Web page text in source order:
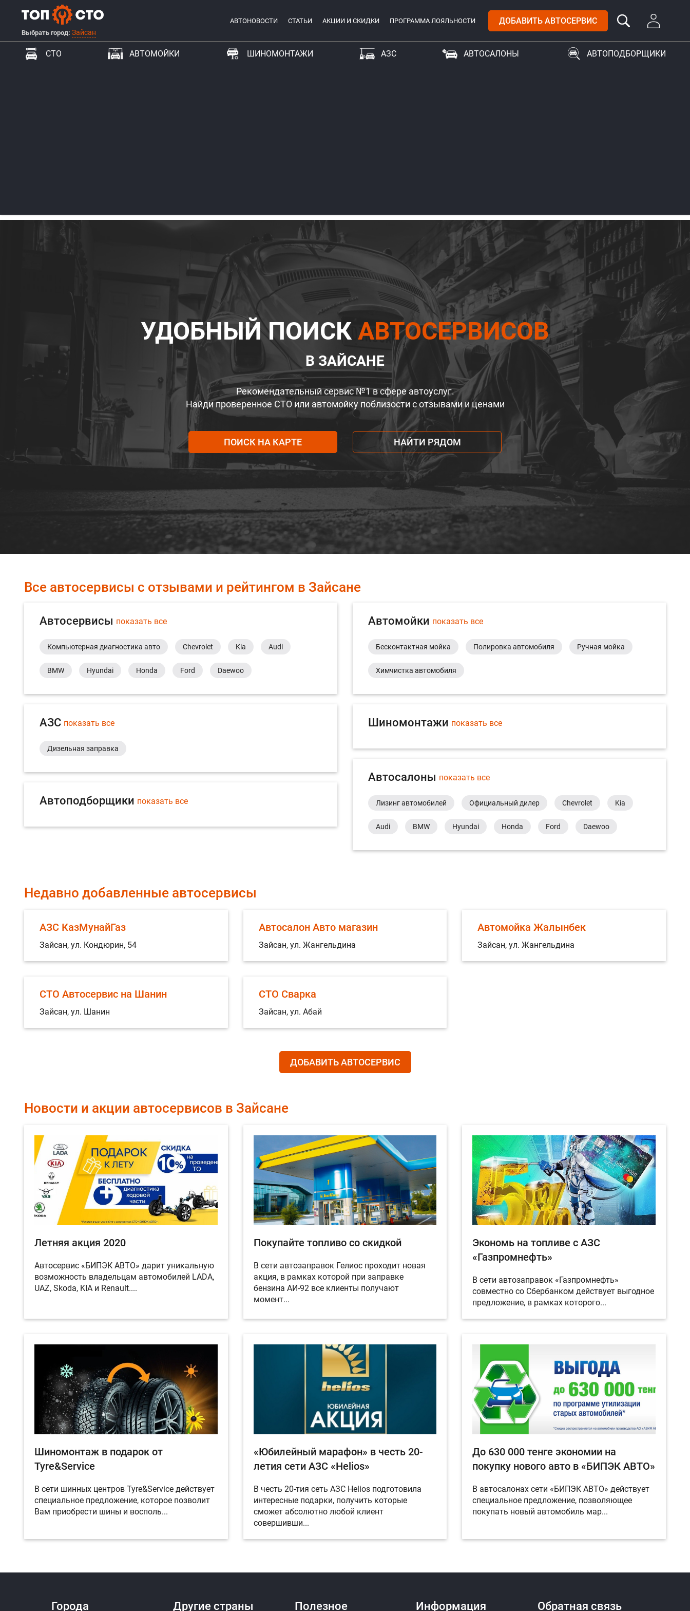
Выбрать город: Зайсан
АВТОНОВОСТИ СТАТЬИ АКЦИИ И СКИДКИ ПРОГРАММА ЛОЯЛЬНОСТИ ДОБАВИТЬ АВТОСЕРВИС
СТО АВТОМОЙКИ ШИНОМОНТАЖИ АЗС АВТОСАЛОНЫ АВТОПОДБОРЩИКИ
УДОБНЫЙ ПОИСКАВТОСЕРВИСОВ
В ЗАЙСАНЕ
Рекомендательный сервис №1 в сфере автоуслуг.
Найди проверенное СТО или автомойку поблизости с отзывами и ценами
ПОИСК НА КАРТЕ НАЙТИ РЯДОМ
Все автосервисы с отзывами и рейтингом в Зайсане
Автосервисы показать все
Компьютерная диагностика авто Chevrolet Kia Audi
BMW Hyundai Honda Ford Daewoo
АЗС показать все
Дизельная заправка
Автоподборщики показать все
Автомойки показать все
Бесконтактная мойка Полировка автомобиля Ручная мойка
Химчистка автомобиля
Шиномонтажи показать все
Автосалоны показать все
Лизинг автомобилей Официальный дилер Chevrolet Kia
Audi BMW Hyundai Honda Ford Daewoo
Недавно добавленные автосервисы
АЗС КазМунайГаз
Зайсан, ул. Кондюрин, 54
Автосалон Авто магазин
Зайсан, ул. Жангельдина
Автомойка Жалынбек
Зайсан, ул. Жангельдина
СТО Автосервис на Шанин
Зайсан, ул. Шанин
СТО Сварка
Зайсан, ул. Абай
ДОБАВИТЬ АВТОСЕРВИС
Новости и акции автосервисов в Зайсане
Летняя акция 2020
Автосервис «БИПЭК АВТО» дарит уникальную
возможность владельцам автомобилей LADA,
UAZ, Skoda, KIA и Renault....
Покупайте топливо со скидкой
В сети автозаправок Гелиос проходит новая
акция, в рамках которой при заправке
бензина АИ-92 все клиенты получают
момент...
Экономь на топливе с АЗС
«Газпромнефть»
В сети автозаправок «Газпромнефть»
совместно со Сбербанком действует выгодное
предложение, в рамках которого...
Шиномонтаж в подарок от
Tyre&Service
В сети шинных центров Tyre&Service действует
специальное предложение, которое позволит
Вам приобрести шины и восполь...
«Юбилейный марафон» в честь 20-
летия сети АЗС «Helios»
В честь 20-тия сеть АЗС Helios подготовила
интересные подарки, получить которые
сможет абсолютно любой клиент
совершивши...
До 630 000 тенге экономии на
покупку нового авто в «БИПЭК АВТО»
В автосалонах сети «БИПЭК АВТО» действует
специальное предложение, позволяющее
покупать новый автомобиль мар...
Города Другие страны Полезное Информация Обратная связь